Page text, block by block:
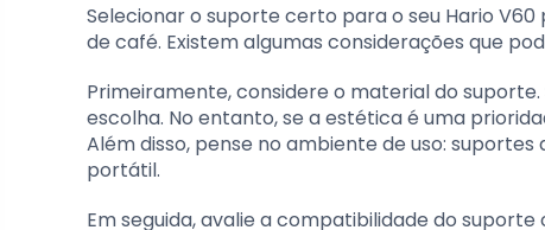
Selecionar o suporte certo para o seu Hario
de café. Existem algumas considerações que
Primeiramente, considere o material do
escolha. No entanto, se a estética é uma
Além disso, pense no ambiente de uso:
portátil.
Em seguida, avalie a compatibilidade do